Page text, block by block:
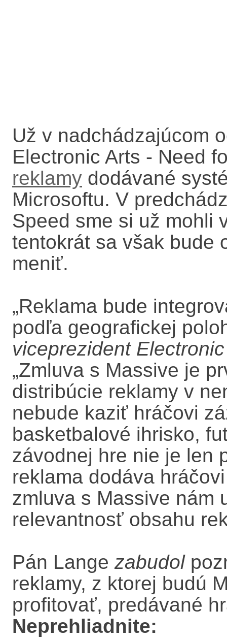
Už v nadchádzajúcom
Electronic Arts - Need
reklamy dodávané
Microsoftu. V
Speed sme si už mohli
tentokrát sa však bude
meniť.
„Reklama bude
podľa geografickej
viceprezident
„Zmluva s Massive je
distribúcie reklamy v
nebude kaziť hráčovi
basketbalové ihrisko,
závodnej hre nie je len
reklama dodáva
zmluva s Massive nám
relevantnosť obsahu
Pán Lange zabudol
reklamy, z ktorej budú
profitovať, predávané
Neprehliadnite: